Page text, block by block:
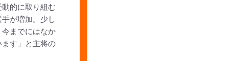
的に取り組む
が増加。少し
までにはなか
す」と主将の